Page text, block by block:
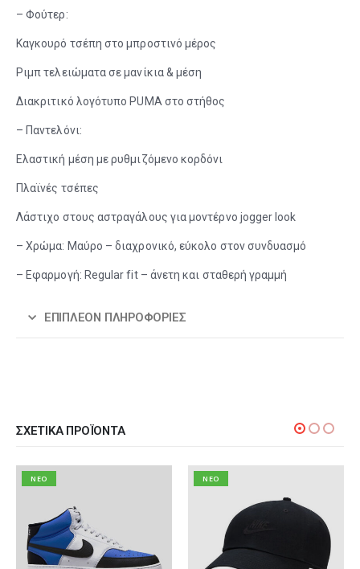
– Φούτερ:
Καγκουρό τσέπη στο μπροστινό μέρος
Ριμπ τελειώματα σε μανίκια & μέση
Διακριτικό λογότυπο PUMA στο στήθος
– Παντελόνι:
Ελαστική μέση με ρυθμιζόμενο κορδόνι
Πλαϊνές τσέπες
Λάστιχο στους αστραγάλους για μοντέρνο jogger look
– Χρώμα: Μαύρο – διαχρονικό, εύκολο στον συνδυασμό
– Εφαρμογή: Regular fit – άνετη και σταθερή γραμμή
ΕΠΙΠΛΈΟΝ ΠΛΗΡΟΦΟΡΊΕΣ
ΣΧΕΤΙΚΆ ΠΡΟΪΌΝΤΑ
NEO NEO